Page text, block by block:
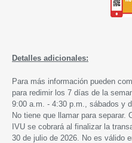
Detalles adicionales:
Para más información pueden
para redimir los 7 días de la
9:00 a.m. - 4:30 p.m., sábados y
No tiene que llamar para separar.
IVU se cobrará al finalizar la
30 de julio de 2026. No es válido